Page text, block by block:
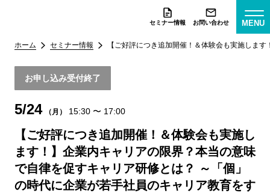
セミナー情報 お問い合わせ MENU
ホーム セミナー情報 【ご好評につき追加開催！＆体験会も実施しま
お申し込み受付終了
5/24 （月） 15:30 〜 17:00
【ご好評につき追加開催！＆体験会も実施し
ます！】企業内キャリアの限界？本当の意味
で自律を促すキャリア研修とは？ ～「個」
の時代に企業が若手社員のキャリア教育をす